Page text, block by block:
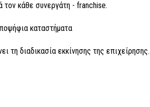
τον κάθε συνεργάτη - franchise.
καταστήματα
τη διαδικασία εκκίνησης της επιχείρησης.